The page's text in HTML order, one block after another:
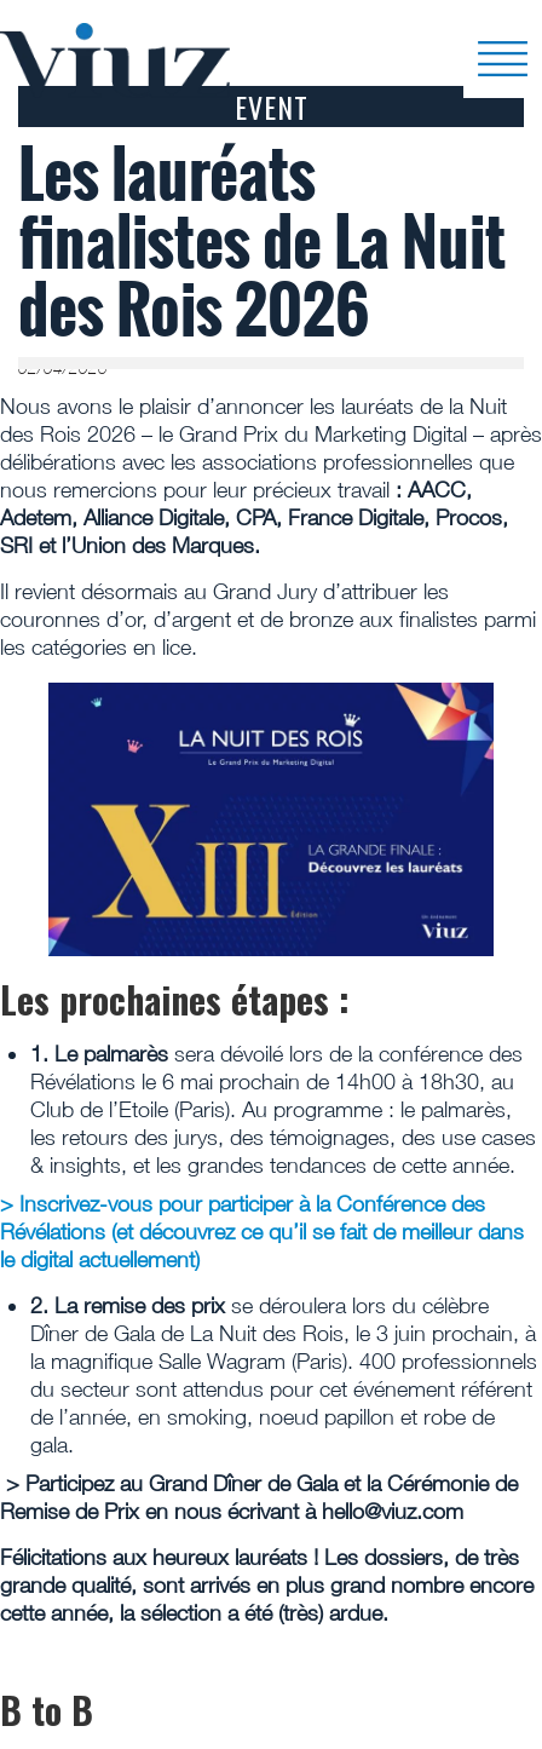
EVENT
Les lauréats
finalistes de La Nuit
des Rois 2026
02/04/2026
Nous avons le plaisir d’annoncer les lauréats de la Nuit
des Rois 2026 – le Grand Prix du Marketing Digital – après
délibérations avec les associations professionnelles que
nous remercions pour leur précieux travail : AACC,
Adetem, Alliance Digitale, CPA, France Digitale, Procos,
SRI et l’Union des Marques.
Il revient désormais au Grand Jury d’attribuer les
couronnes d’or, d’argent et de bronze aux finalistes parmi
les catégories en lice.
Les prochaines étapes :
1. Le palmarès sera dévoilé lors de la conférence des
Révélations le 6 mai prochain de 14h00 à 18h30, au
Club de l’Etoile (Paris). Au programme : le palmarès,
les retours des jurys, des témoignages, des use cases
& insights, et les grandes tendances de cette année.
> Inscrivez-vous pour participer à la Conférence des
Révélations (et découvrez ce qu’il se fait de meilleur dans
le digital actuellement)
2. La remise des prixse déroulera lors du célèbre
Dîner de Gala de La Nuit des Rois, le 3 juin prochain, à
la magnifique Salle Wagram (Paris). 400 professionnels
du secteur sont attendus pour cet événement référent
de l’année, en smoking, noeud papillon et robe de
gala.
> Participez au Grand Dîner de Gala et la Cérémonie de
Remise de Prix en nous écrivant à hello@viuz.com
Félicitations aux heureux lauréats ! Les dossiers, de très
grande qualité, sont arrivés en plus grand nombre encore
cette année, la sélection a été (très) ardue.
B to B